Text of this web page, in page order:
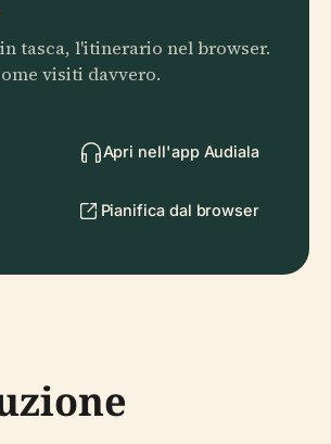
tasca, l'itinerario nel browser.
visiti davvero.
Apri nell'app Audiala
Pianifica dal browser